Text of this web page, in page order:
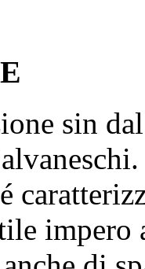
sin